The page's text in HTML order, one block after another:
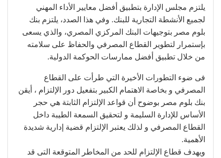
يلتزم مجلس الإدارة بتطبيق أفضل معايير الأداء المهني
لجميع الأنشطة التجارية للبنك. وفي هذا الصدد، يلتزم بنك
بلوم مصر بتوجيهات البنك المركزي المصري، والذي يسعى
بإستمرار لتطوير القطاع المصرفي والحفاظ على سلامته
من خلال تطبيق أفضل ممارسات الحوكمة الدولية.
فى ضوء التطورات الأخيرة التي طرأت على القطاع
المصرفي و بخاصة الاهتمام الكبير بتفعيل دور الإلتزام ، أيقن
بنك بلوم مصر بوضوح أن قواعد الإلتزام الثابتة هي حجر
الأساس للإدارة السليمة و لتحقيق السمعة الطيبة داخل
القطاع المصرفي و لذلك يعتبر الإلتزام قضية إدارية شديدة
الأهمية.
ويهدف قطاع الإلتزام للحد من المخاطر المتوقعة التى قد